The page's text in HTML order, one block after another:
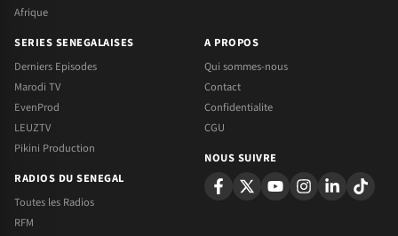
Afrique
SERIES SENEGALAISES
Derniers Episodes
Marodi TV
EvenProd
LEUZTV
Pikini Production
RADIOS DU SENEGAL
Toutes les Radios
RFM
A PROPOS
Qui sommes-nous
Contact
Confidentialite
CGU
NOUS SUIVRE